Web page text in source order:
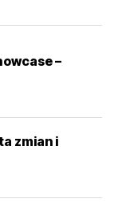
–
zmian i